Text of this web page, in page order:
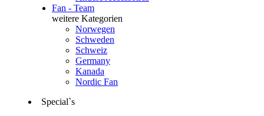
Fan - Team
weitere Kategorien
Norwegen
Schweden
Schweiz
Germany
Kanada
Nordic Fan
Special`s